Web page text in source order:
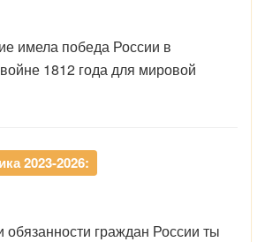
имела победа России в
1812 года для мировой
2023-2026:
обязанности граждан России ты